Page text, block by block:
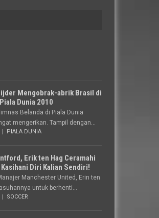
Mengobrak-abrik Brasil di
Dunia 2010
Belanda di Piala Dunia
mengerikan. Tampil dengan...
PIALA DUNIA
Erik ten Hag Ceramahi
Diri Kalian Sendiri!
Manchester United, Erin ten
untuk berhenti...
SOCCER